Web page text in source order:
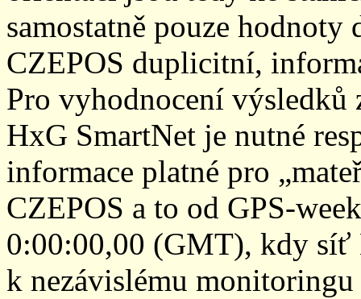
samostatně pouze
CZEPOS duplicitní,
Pro vyhodnocení
HxG SmartNet je nutné
informace platné pro
CZEPOS a to od GPS-
0:00:00,00 (GMT), kdy síť
k nezávislému